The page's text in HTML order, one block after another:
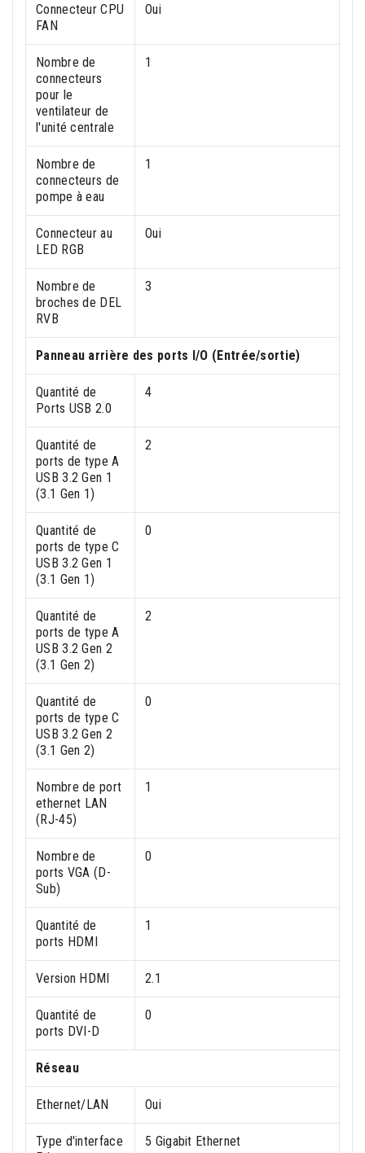
Connecteur CPU
FAN
Oui
Nombre de
connecteurs
pour le
ventilateur de
l'unité centrale
1
Nombre de
connecteurs de
pompe à eau
1
Connecteur au
LED RGB
Oui
Nombre de
broches de DEL
RVB
3
Panneau arrière des ports I/O (Entrée/sortie)
Quantité de
Ports USB 2.0
4
Quantité de
ports de type A
USB 3.2 Gen 1
(3.1 Gen 1)
2
Quantité de
ports de type C
USB 3.2 Gen 1
(3.1 Gen 1)
0
Quantité de
ports de type A
USB 3.2 Gen 2
(3.1 Gen 2)
2
Quantité de
ports de type C
USB 3.2 Gen 2
(3.1 Gen 2)
0
Nombre de port
ethernet LAN
(RJ-45)
1
Nombre de
ports VGA (D-
Sub)
0
Quantité de
ports HDMI
1
Version HDMI 2.1
Quantité de
ports DVI-D
0
Réseau
Ethernet/LAN Oui
Type d'interface
5 Gigabit Ethernet